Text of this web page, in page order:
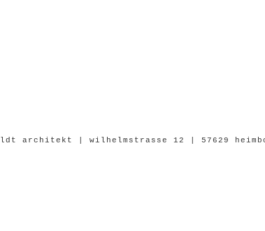
architekt | wilhelmstrasse 12 | 57629